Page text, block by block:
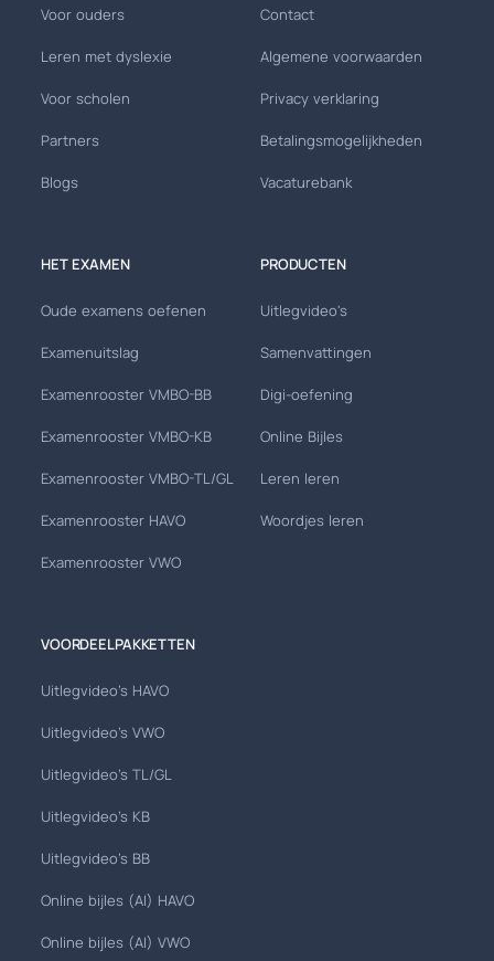
Voor ouders
Leren met dyslexie
Voor scholen
Partners
Blogs
Contact
Algemene voorwaarden
Privacy verklaring
Betalingsmogelijkheden
Vacaturebank
HET EXAMEN
Oude examens oefenen
Examenuitslag
Examenrooster VMBO-BB
Examenrooster VMBO-KB
Examenrooster VMBO-TL/GL
Examenrooster HAVO
Examenrooster VWO
PRODUCTEN
Uitlegvideo's
Samenvattingen
Digi-oefening
Online Bijles
Leren leren
Woordjes leren
VOORDEELPAKKETTEN
Uitlegvideo's HAVO
Uitlegvideo's VWO
Uitlegvideo's TL/GL
Uitlegvideo's KB
Uitlegvideo's BB
Online bijles (AI) HAVO
Online bijles (AI) VWO